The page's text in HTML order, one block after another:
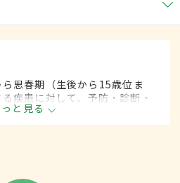
思春期（生後から15歳位ま
疾患に対して、予防・診断・
。
と見る